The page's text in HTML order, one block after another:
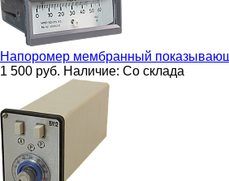
Напоромер мембранный
1 500 руб. Наличие: Со склада